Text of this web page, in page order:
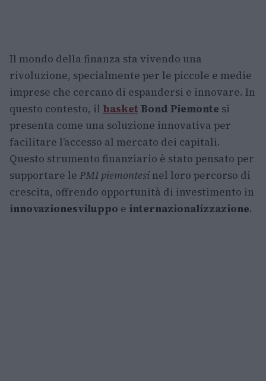
Il mondo della finanza sta vivendo una
rivoluzione, specialmente per le piccole e medie
imprese che cercano di espandersi e innovare. In
questo contesto, il basket Bond Piemonte si
presenta come una soluzione innovativa per
facilitare l’accesso al mercato dei capitali.
Questo strumento finanziario è stato pensato per
supportare le PMI piemontesi nel loro percorso di
crescita, offrendo opportunità di investimento in
innovazionesviluppo e internazionalizzazione.